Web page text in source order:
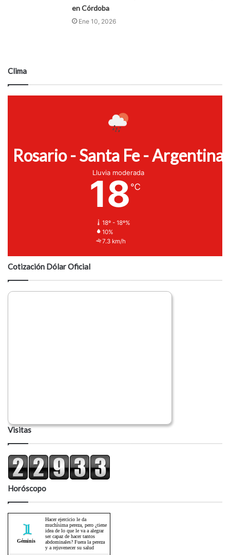
en Córdoba
Ene 10, 2026
Clima
Rosario - Santa Fe - Argentina
Lluvia moderada
18 ℃
18º - 18º%
10%
7.3 km/h
Cotización Dólar Oficial
Visitas
Horóscopo